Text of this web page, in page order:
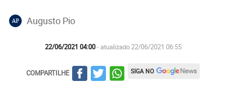
AP Augusto Pio
22/06/2021 04:00- atualizado 22/06/2021 06:55
COMPARTILHE SIGA NO